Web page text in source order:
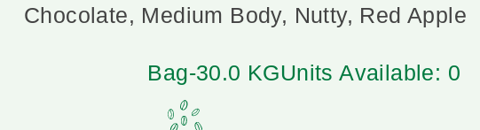
Chocolate, Medium Body, Nutty, Red Apple
Units Available: 0
Bag-30.0 KG